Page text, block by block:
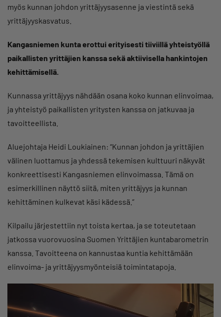
myös kunnan johdon yrittäjyysasenne ja viestintä sekä
yrittäjyyskasvatus.
Kangasniemen kunta erottui erityisesti tiiviillä yhteistyöllä
paikallisten yrittäjien kanssa sekä aktiivisella hankintojen
kehittämisellä.
Kunnassa yrittäjyys nähdään osana koko kunnan elinvoimaa,
ja yhteistyö paikallisten yritysten kanssa on jatkuvaa ja
tavoitteellista.
Aluejohtaja Heidi Loukiainen: “Kunnan johdon ja yrittäjien
välinen luottamus ja yhdessä tekemisen kulttuuri näkyvät
konkreettisesti Kangasniemen elinvoimassa. Tämä on
esimerkillinen näyttö siitä, miten yrittäjyys ja kunnan
kehittäminen kulkevat käsi kädessä.”
Kilpailu järjestettiin nyt toista kertaa, ja se toteutetaan
jatkossa vuorovuosina Suomen Yrittäjien kuntabarometrin
kanssa. Tavoitteena on kannustaa kuntia kehittämään
elinvoima- ja yrittäjyysmyönteisiä toimintatapoja.